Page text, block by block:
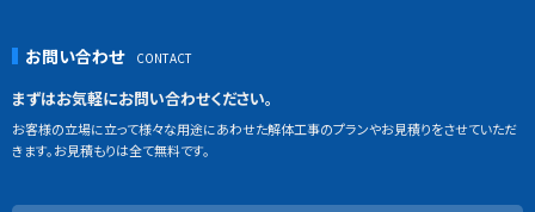
お問い合わせ
まずはお気軽にお問い合わせください。
お客様の立場に立って様々な用途にあわせた解体工事のプランやお見積りをさせていただ
きます。お見積もりは全て無料です。